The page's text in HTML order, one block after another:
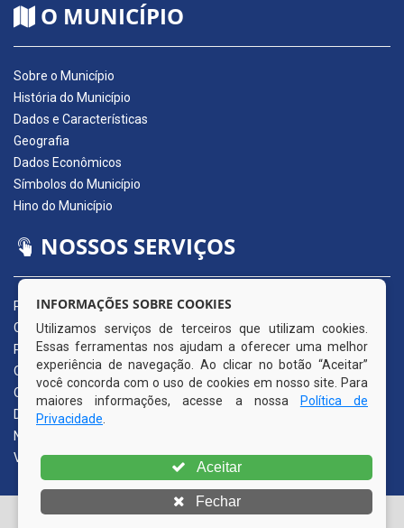
O MUNICÍPIO
Sobre o Município
História do Município
Dados e Características
Geografia
Dados Econômicos
Símbolos do Município
Hino do Município
NOSSOS SERVIÇOS
Portal da Transparência
Carta de Serviços ao Usuário
Pedido de Acesso à Informação (e-SIC)
Ouvidoria Municipal
Quadro de Avisos
Diário Oficial da AMUPE
Nota Fiscal Eletrônica
Validador Nota Fiscal
© Copyright 2026 Prefeitura Municipal de Itapissuma | Todos
INFORMAÇÕES SOBRE COOKIES
Utilizamos serviços de terceiros que utilizam cookies.
Essas ferramentas nos ajudam a oferecer uma melhor
experiência de navegação. Ao clicar no botão “Aceitar”
você concorda com o uso de cookies em nosso site. Para
maiores informações, acesse a nossa
Política de
Privacidade
Aceitar
Fechar